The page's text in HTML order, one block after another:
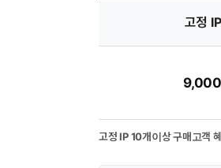
고정
고정 IP 10개이상 구매고객